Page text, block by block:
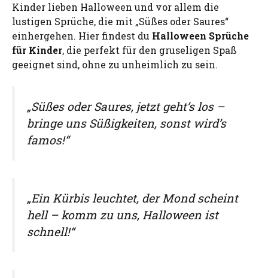
Kinder lieben Halloween und vor allem die
lustigen Sprüche, die mit „Süßes oder Saures“
einhergehen. Hier findest du Halloween Sprüche
für Kinder, die perfekt für den gruseligen Spaß
geeignet sind, ohne zu unheimlich zu sein.
„Süßes oder Saures, jetzt geht’s los –
bringe uns Süßigkeiten, sonst wird’s
famos!“
„Ein Kürbis leuchtet, der Mond scheint
hell – komm zu uns, Halloween ist
schnell!“